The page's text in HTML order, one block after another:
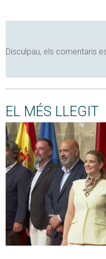
Disculpau, els comentaris
EL MÉS LLEGIT